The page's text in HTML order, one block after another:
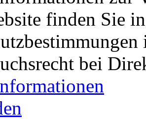
finden Sie
bei